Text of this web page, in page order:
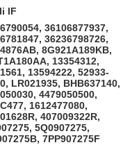
IF
36106877937,
36236798726,
8G921A189KB,
13354312,
13594222, 52933-
LR021935, BHB637140,
4479050500,
1612477080,
407009322R,
5Q0907275,
7PP907275F